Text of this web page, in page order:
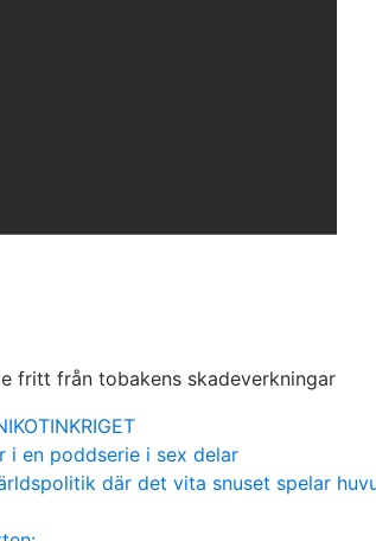
fritt från tobakens skadeverkningar
i en poddserie i sex delar
där det vita snuset spelar